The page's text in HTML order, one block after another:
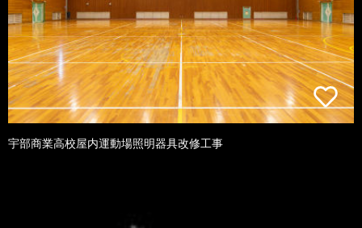
宇部商業高校屋内運動場照明器具改修工事